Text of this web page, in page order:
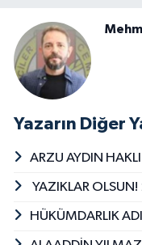
Yazarın Diğer
ARZU AYDIN
YAZIKLAR OLSUN!
HÜKÜMDARLIK